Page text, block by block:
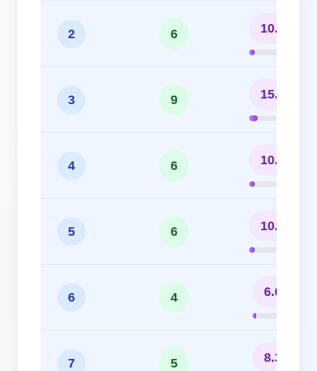
2 6 10.00%
3 9 15.00%
4 6 10.00%
5 6 10.00%
6 4 6.67%
7 5 8.33%